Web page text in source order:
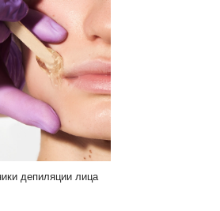
депиляции лица